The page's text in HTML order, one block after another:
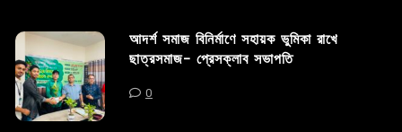
আদর্শ সমাজ বিনির্মাণে সহায়ক ভুমিকা রাখে
ছাত্রসমাজ- প্রেসক্লাব সভাপতি
0